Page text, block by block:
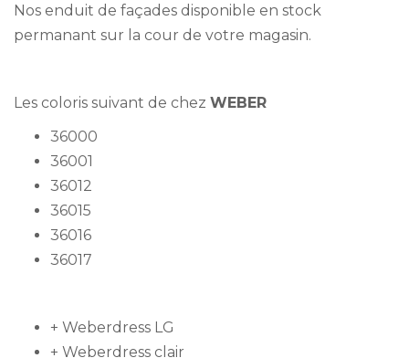
Nos enduit de façades disponible en stock
permanant sur la cour de votre magasin.
Les coloris suivant de chez WEBER
36000
36001
36012
36015
36016
36017
+ Weberdress LG
+ Weberdress clair